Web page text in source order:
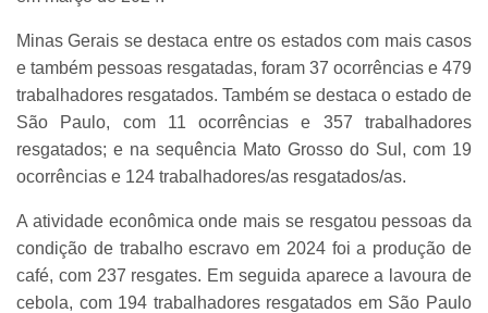
Minas Gerais se destaca entre os estados com mais casos
e também pessoas resgatadas, foram 37 ocorrências e 479
trabalhadores resgatados. Também se destaca o estado de
São Paulo, com 11 ocorrências e 357 trabalhadores
resgatados; e na sequência Mato Grosso do Sul, com 19
ocorrências e 124 trabalhadores/as resgatados/as.
A atividade econômica onde mais se resgatou pessoas da
condição de trabalho escravo em 2024 foi a produção de
café, com 237 resgates. Em seguida aparece a lavoura de
cebola, com 194 trabalhadores resgatados em São Paulo